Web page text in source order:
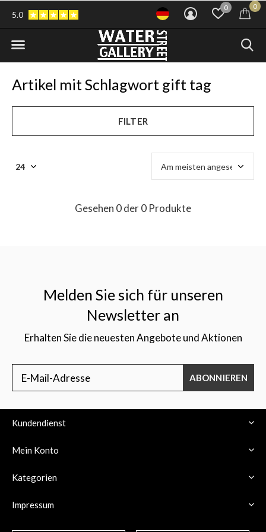
0 0
5.0
Artikel mit Schlagwort gift tag
FILTER
Gesehen 0 der 0 Produkte
Melden Sie sich für unseren
Newsletter an
Erhalten Sie die neuesten Angebote und Aktionen
ABONNIEREN
Kundendienst
Mein Konto
Kategorien
Impressum